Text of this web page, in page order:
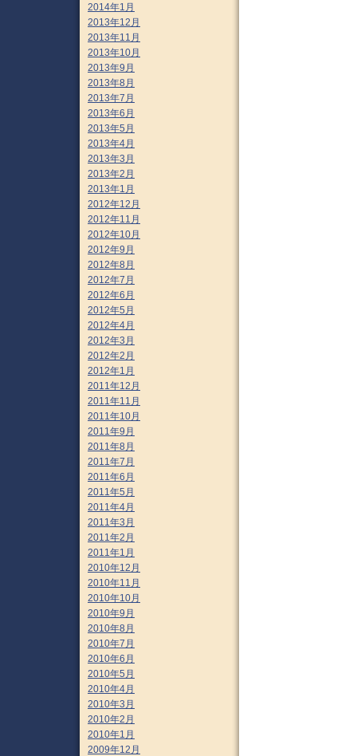
2014年1月
2013年12月
2013年11月
2013年10月
2013年9月
2013年8月
2013年7月
2013年6月
2013年5月
2013年4月
2013年3月
2013年2月
2013年1月
2012年12月
2012年11月
2012年10月
2012年9月
2012年8月
2012年7月
2012年6月
2012年5月
2012年4月
2012年3月
2012年2月
2012年1月
2011年12月
2011年11月
2011年10月
2011年9月
2011年8月
2011年7月
2011年6月
2011年5月
2011年4月
2011年3月
2011年2月
2011年1月
2010年12月
2010年11月
2010年10月
2010年9月
2010年8月
2010年7月
2010年6月
2010年5月
2010年4月
2010年3月
2010年2月
2010年1月
2009年12月